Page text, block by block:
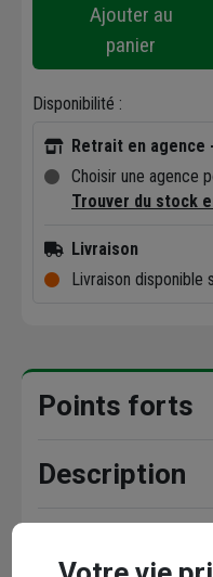
Ajouter au
panier
Disponibilité :
Retrait en agence
Choisir une agence
Trouver du stock
Livraison
Livraison disponible
Points forts
Description